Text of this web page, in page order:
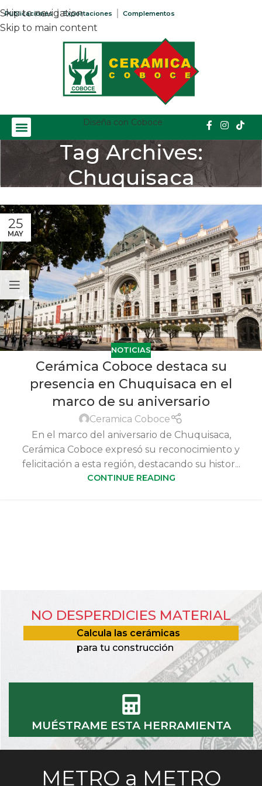
Skip to navigation
Skip to main content
Publicaciones Exportaciones Complementos
Diseña con Coboce
Tag Archives:
Chuquisaca
25
MAY
NOTICIAS
Cerámica Coboce destaca su
presencia en Chuquisaca en el
marco de su aniversario
Ceramica Coboce
En el marco del aniversario de Chuquisaca,
Cerámica Coboce expresó su reconocimiento y
felicitación a esta región, destacando su histor...
CONTINUE READING
NO DESPERDICIES MATERIAL
Calcula las cerámicas
para tu construcción
MUÉSTRAME ESTA HERRAMIENTA
METRO a METRO